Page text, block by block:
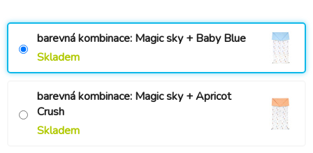
barevná kombinace: Magic sky + Baby Blue
Skladem
barevná kombinace: Magic sky + Apricot
Crush
Skladem